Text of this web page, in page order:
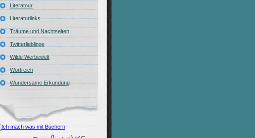
Literatour
Literaturlinks
Träume und Nachtseiten
Twitterlieblinge
Wilde Werbewelt
Wortreich
Wundersame Erkundung